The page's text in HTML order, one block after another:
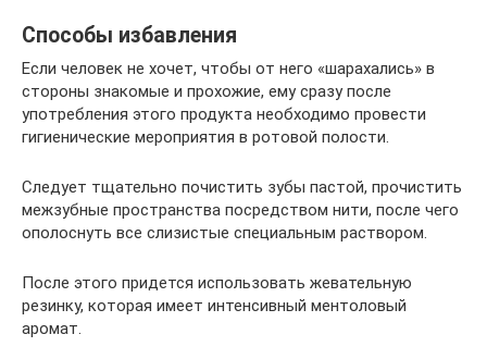
Способы избавления
Если человек не хочет, чтобы от него «шарахались» в
стороны знакомые и прохожие, ему сразу после
употребления этого продукта необходимо провести
гигиенические мероприятия в ротовой полости.
Следует тщательно почистить зубы пастой, прочистить
межзубные пространства посредством нити, после чего
ополоснуть все слизистые специальным раствором.
После этого придется использовать жевательную
резинку, которая имеет интенсивный ментоловый
аромат.